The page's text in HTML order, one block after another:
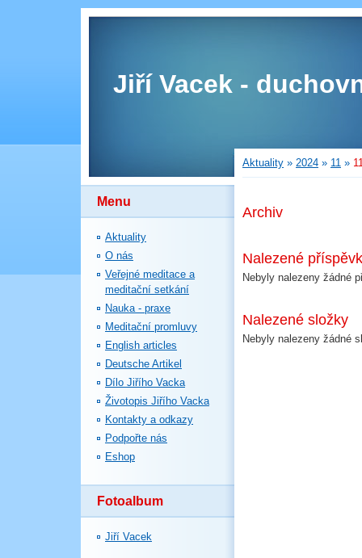
Jiří Vacek -
Menu
Aktuality
O nás
Veřejné meditace a
meditační setkání
Nauka - praxe
Meditační promluvy
English articles
Deutsche Artikel
Dílo Jiřího Vacka
Životopis Jiřího Vacka
Kontakty a odkazy
Podpořte nás
Eshop
Fotoalbum
Jiří Vacek
Aktuality » 2024 » 11 »
Archiv
Nalezené
Nebyly nalezeny žádné
Nalezené složky
Nebyly nalezeny žádné